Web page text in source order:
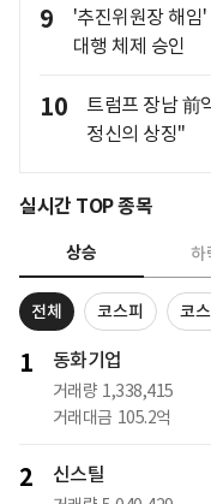
9
'추진위원장 해
대행 체제 승인
10
트럼프 장남 前
정신의 상징"
실시간 TOP 종목
상승 하
전체 코스피 코
1 동화기업
거래량 1,338,415
거래대금 105.2억
2 신스틸